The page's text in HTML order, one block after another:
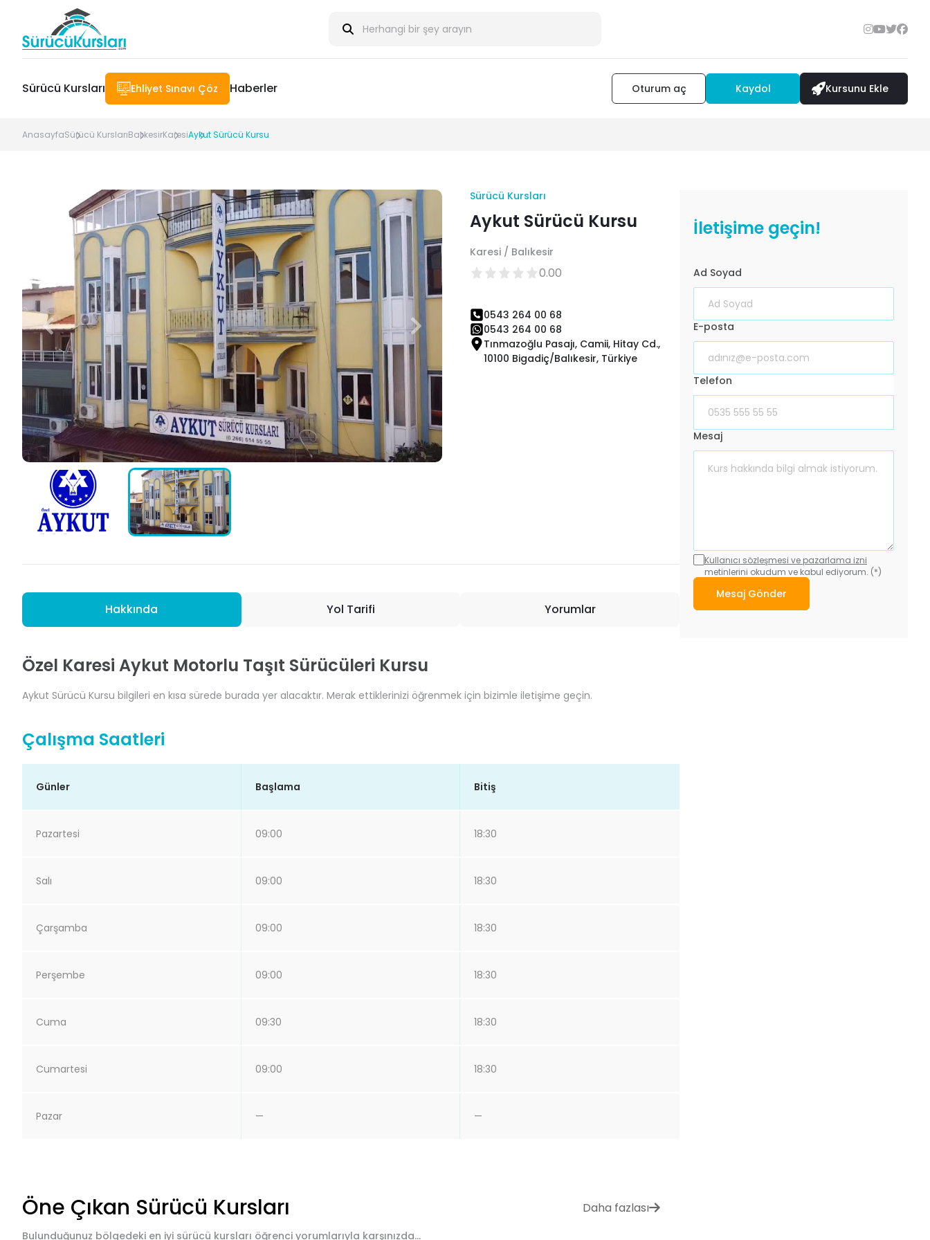
Sürücü Kursları Ehliyet Sınavı Çöz Haberler Oturum aç Kaydol Kursunu Ekle
AnasayfaSürücü KurslarıBalıkesirKaresiAykut Sürücü Kursu
Sürücü Kursları
Aykut Sürücü Kursu
Karesi / Balıkesir
0.00
0543 264 00 68
0543 264 00 68
Tınmazoğlu Pasajı, Camii, Hitay Cd.,
10100 Bigadiç/Balıkesir, Türkiye
Hakkında Yol Tarifi Yorumlar
Özel Karesi Aykut Motorlu Taşıt Sürücüleri Kursu
Aykut Sürücü Kursu bilgileri en kısa sürede burada yer alacaktır. Merak ettiklerinizi öğrenmek için bizimle iletişime geçin.
Çalışma Saatleri
Günler Başlama Bitiş
Pazartesi 09:00 18:30
Salı 09:00 18:30
Çarşamba 09:00 18:30
Perşembe 09:00 18:30
Cuma 09:30 18:30
Cumartesi 09:00 18:30
Pazar — —
İletişime geçin!
Ad Soyad
E-posta
Telefon
Mesaj
Kullanıcı sözleşmesi ve pazarlama izni
metinlerini okudum ve kabul ediyorum. (*)
Mesaj Gönder
Öne Çıkan Sürücü Kursları Daha fazlası
Bulunduğunuz bölgedeki en iyi sürücü kursları öğrenci yorumlarıyla karşınızda...